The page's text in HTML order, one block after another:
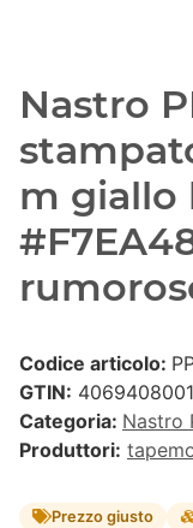
Nastro
m giallo
Codice articolo:
GTIN:
Categoria: Nastro
Produttori:
Prezzo giusto